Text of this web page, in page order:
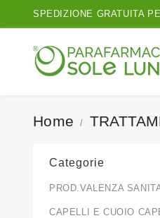
SPEDIZIONE GRATUITA
Home
Categorie
PROD.VALENZA
CAPELLI E CUOIO